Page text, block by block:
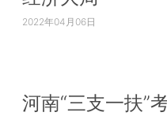
2022年04月06日
河南“三支一扶”